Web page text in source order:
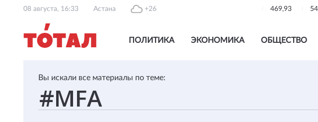
08 августа, 16:33 Астана +26 469,93
ПОЛИТИКА ЭКОНОМИКА ОБЩЕСТВО
Вы искали все материалы по теме: